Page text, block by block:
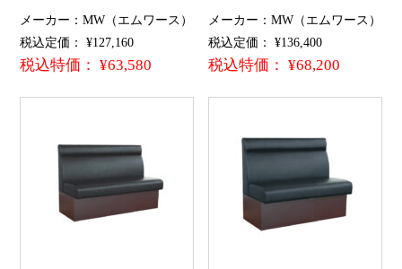
メーカー：MW（エムワース）
税込定価： ¥127,160
税込特価： ¥63,580
メーカー：MW（エムワース）
税込定価： ¥136,400
税込特価： ¥68,200